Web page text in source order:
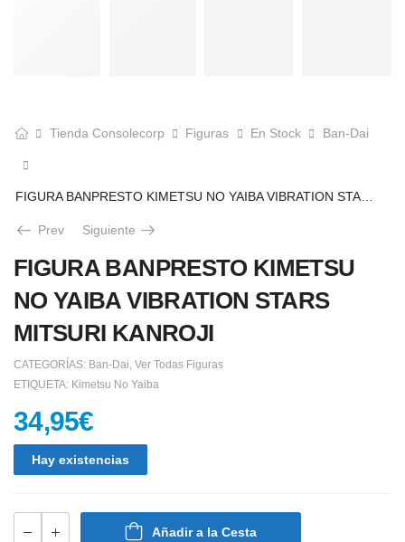
Tienda Consolecorp Figuras En Stock Ban-Dai
FIGURA BANPRESTO KIMETSU NO YAIBA VIBRATION STARS MITSURI KANROJI
Prev Siguiente
FIGURA BANPRESTO KIMETSU
NO YAIBA VIBRATION STARS
MITSURI KANROJI
CATEGORÍAS: Ban-Dai, Ver Todas Figuras
ETIQUETA: Kimetsu No Yaiba
34,95€
Hay existencias
Añadir a la Cesta